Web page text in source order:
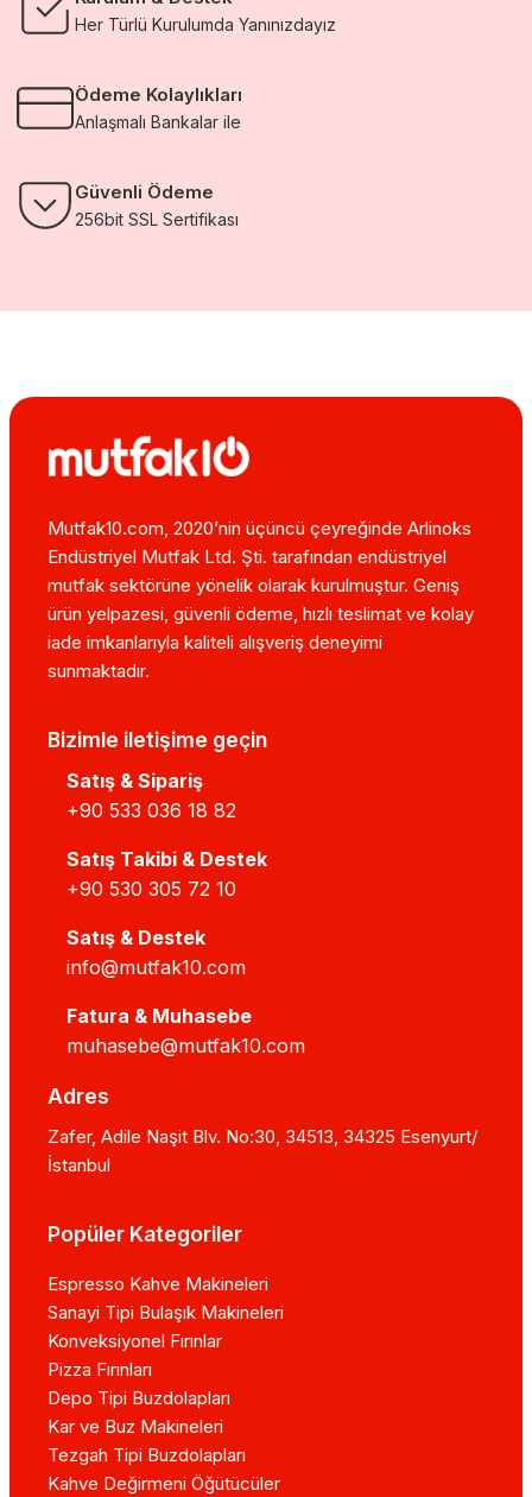
Her Türlü Kurulumda Yanınızdayız
Ödeme Kolaylıkları
Anlaşmalı Bankalar ile
Güvenli Ödeme
256bit SSL Sertifikası
Mutfak10.com, 2020’nin üçüncü çeyreğinde Arlinoks
Endüstriyel Mutfak Ltd. Şti. tarafından endüstriyel
mutfak sektörüne yönelik olarak kurulmuştur. Geniş
ürün yelpazesi, güvenli ödeme, hızlı teslimat ve kolay
iade imkanlarıyla kaliteli alışveriş deneyimi
sunmaktadır.
Bizimle iletişime geçin
Satış & Sipariş
+90 533 036 18 82
Satış Takibi & Destek
+90 530 305 72 10
Satış & Destek
info@mutfak10.com
Fatura & Muhasebe
muhasebe@mutfak10.com
Adres
Zafer, Adile Naşit Blv. No:30, 34513, 34325 Esenyurt/
İstanbul
Popüler Kategoriler
Espresso Kahve Makineleri
Sanayi Tipi Bulaşık Makineleri
Konveksiyonel Fırınlar
Pizza Fırınları
Depo Tipi Buzdolapları
Kar ve Buz Makineleri
Tezgah Tipi Buzdolapları
Kahve Değirmeni Öğütücüler